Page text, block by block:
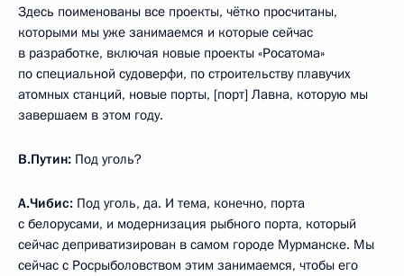
Здесь поименованы все проекты, чётко просчитаны,
которыми мы уже занимаемся и которые сейчас
в разработке, включая новые проекты «Росатома»
по специальной судоверфи, по строительству плавучих
атомных станций, новые порты, [порт] Лавна, которую мы
завершаем в этом году.
В.Путин: Под уголь?
А.Чибис: Под уголь, да. И тема, конечно, порта
с белорусами, и модернизация рыбного порта, который
сейчас деприватизирован в самом городе Мурманске. Мы
сейчас с Росрыболовством этим занимаемся, чтобы его